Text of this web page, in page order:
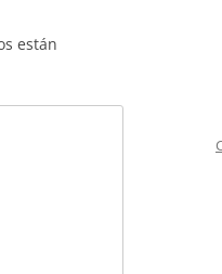
están